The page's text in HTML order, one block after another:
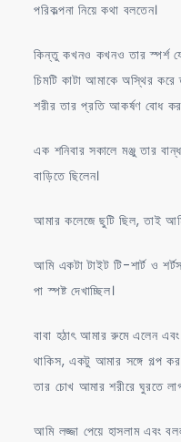
পরিকল্পনা নিয়ে কথা বলতেন।
কিন্তু কখনও কখনও তার স্পর্শ
চিমটি কাটা আমাকে অস্থির
শরীর তার প্রতি আকর্ষণ বোধ
এক শনিবার সকালে মঞ্জু তার
বাড়িতে ছিলেন।
আমার কলেজে ছুটি ছিল, তাই
আমি একটা টাইট টি-শার্ট ও
পা স্পষ্ট দেখাচ্ছিল।
বাবা হঠাৎ আমার রুমে এলেন
থাকিস, একটু আমার সঙ্গে গল্প
তার চোখ আমার শরীরে ঘুরতে
আমি লজ্জা পেয়ে হাসলাম এবং